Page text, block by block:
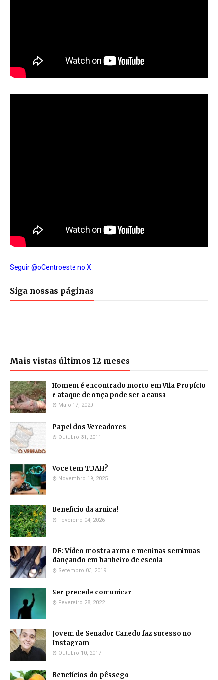
Seguir @oCentroeste no X
Siga nossas páginas
Mais vistas últimos 12 meses
Homem é encontrado morto em Vila Propício
e ataque de onça pode ser a causa
Maio 17, 2020
Papel dos Vereadores
Outubro 31, 2011
Voce tem TDAH?
Novembro 19, 2025
Benefício da arnica!
Fevereiro 04, 2026
DF: Vídeo mostra arma e meninas seminuas
dançando em banheiro de escola
Setembro 03, 2019
Ser precede comunicar
Fevereiro 28, 2022
Jovem de Senador Canedo faz sucesso no
Instagram
Outubro 10, 2017
Benefícios do pêssego